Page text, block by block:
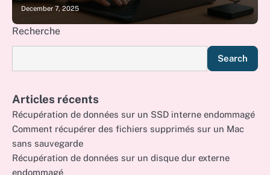
December 7, 2025
Recherche
Search
Articles récents
Récupération de données sur un SSD interne endommagé
Comment récupérer des fichiers supprimés sur un Mac
sans sauvegarde
Récupération de données sur un disque dur externe
endommagé